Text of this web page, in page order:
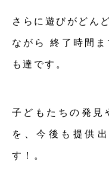
さらに遊びがどん
ながら 終了時間
も達です。
子どもたちの発見
を、今後も提供
す！。